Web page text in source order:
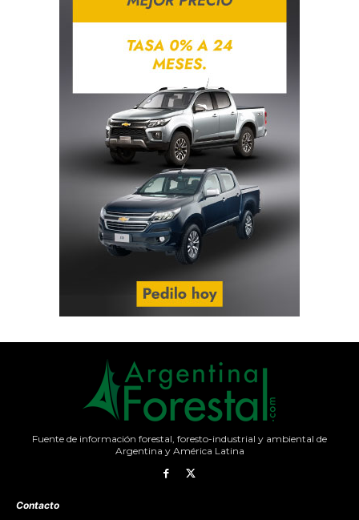
Fuente de información forestal, foresto-industrial y ambiental de
Argentina y América Latina
Contacto